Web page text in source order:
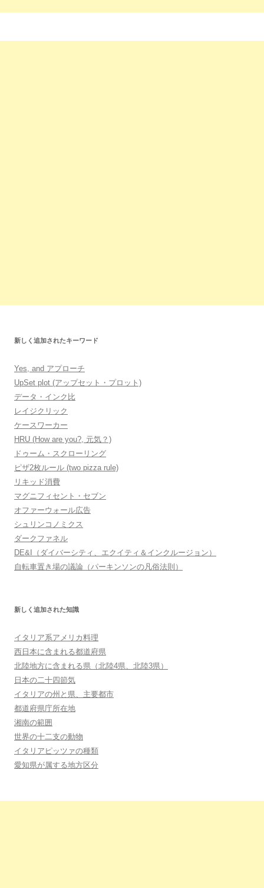
新しく追加されたキーワード
Yes, and アプローチ
UpSet plot (アップセット・プロット)
データ・インク比
レイジクリック
ケースワーカー
HRU (How are you?, 元気？)
ドゥーム・スクローリング
ピザ2枚ルール (two pizza rule)
リキッド消費
マグニフィセント・セブン
オファーウォール広告
シュリンコノミクス
ダークファネル
DE&I（ダイバーシティ、エクイティ＆インクルージョン）
自転車置き場の議論（パーキンソンの凡俗法則）
新しく追加された知識
イタリア系アメリカ料理
西日本に含まれる都道府県
北陸地方に含まれる県（北陸4県、北陸3県）
日本の二十四節気
イタリアの州と県、主要都市
都道府県庁所在地
湘南の範囲
世界の十二支の動物
イタリアピッツァの種類
愛知県が属する地方区分